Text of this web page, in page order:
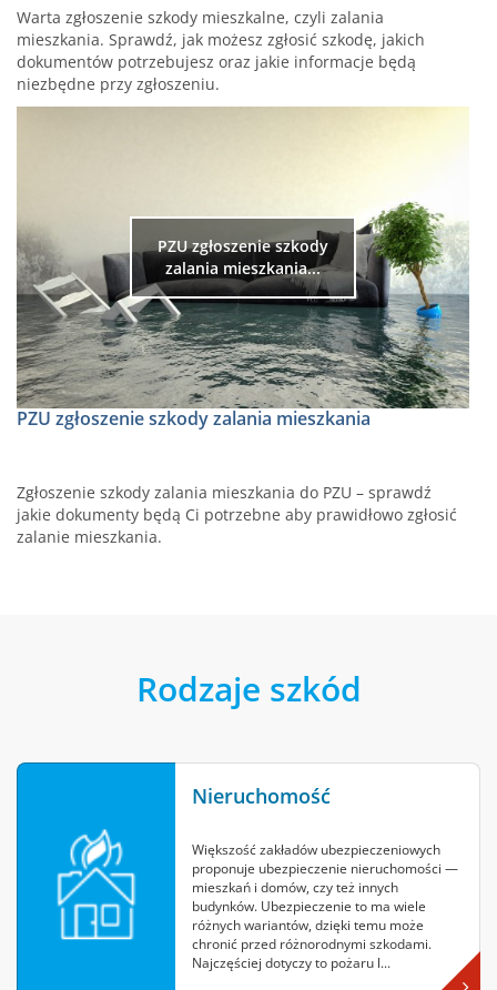
Warta zgłoszenie szkody mieszkalne, czyli zalania
mieszkania. Sprawdź, jak możesz zgłosić szkodę, jakich
dokumentów potrzebujesz oraz jakie informacje będą
niezbędne przy zgłoszeniu.
PZU zgłoszenie szkody
zalania mieszkania...
PZU zgłoszenie szkody zalania mieszkania
Zgłoszenie szkody zalania mieszkania do PZU – sprawdź
jakie dokumenty będą Ci potrzebne aby prawidłowo zgłosić
zalanie mieszkania.
Rodzaje szkód
Nieruchomość
Większość zakładów ubezpieczeniowych
proponuje ubezpieczenie nieruchomości —
mieszkań i domów, czy też innych
budynków. Ubezpieczenie to ma wiele
różnych wariantów, dzięki temu może
chronić przed różnorodnymi szkodami.
Najczęściej dotyczy to pożaru l...